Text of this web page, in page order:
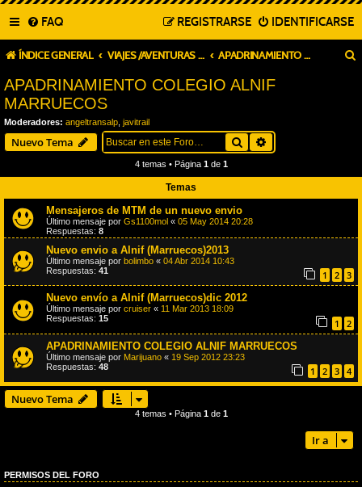
FAQ IDENTIFICARSE
REGISTRARSE
ÍNDICE GENERAL VIAJES /AVENTURAS MOTOSTRAILMURCIA APADRINAMIENTO COLEGIO ALNIF MARRUECOS
APADRINAMIENTO COLEGIO ALNIF
MARRUECOS
Moderadores: angeltransalp javitrail
Nuevo Tema Buscar
4 temas • Página 1de 1
Temas
Mensajeros de MTM de un nuevo envio
Último mensaje por Gs1100mol « 05 May 2014 20:28
Respuestas: 8
Nuevo envio a Alnif (Marruecos)2013
Último mensaje por bolimbo « 04 Abr 2014 10:43
Respuestas: 41 1 2 3
Nuevo envío a Alnif (Marruecos)dic 2012
Último mensaje por cruiser « 11 Mar 2013 18:09
Respuestas: 15 1
2
APADRINAMIENTO COLEGIO ALNIF MARRUECOS
Último mensaje por Marijuano « 19 Sep 2012 23:23
Respuestas: 48 1 2 3 4
Nuevo Tema
4 temas • Página 1de 1
Ir a
PERMISOS DEL FORO